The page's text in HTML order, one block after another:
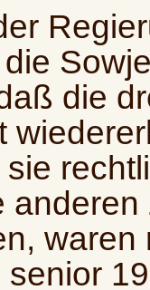
die